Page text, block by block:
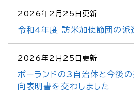
2026年2月25日更新
令和4年度 訪米加使節団の派
2026年2月25日更新
ポーランドの3自治体と今後
向表明書を交わしました